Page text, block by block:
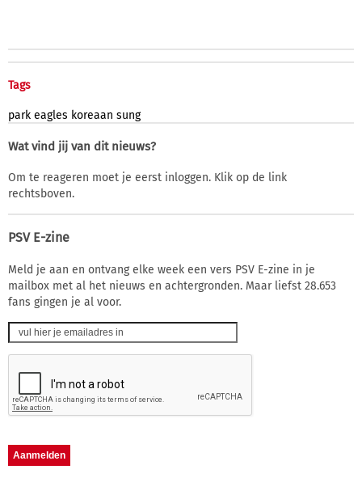
Tags
park eagles koreaan sung
Wat vind jij van dit nieuws?
Om te reageren moet je eerst inloggen. Klik op de link
rechtsboven.
PSV E-zine
Meld je aan en ontvang elke week een vers PSV E-zine in je
mailbox met al het nieuws en achtergronden. Maar liefst 28.653
fans gingen je al voor.